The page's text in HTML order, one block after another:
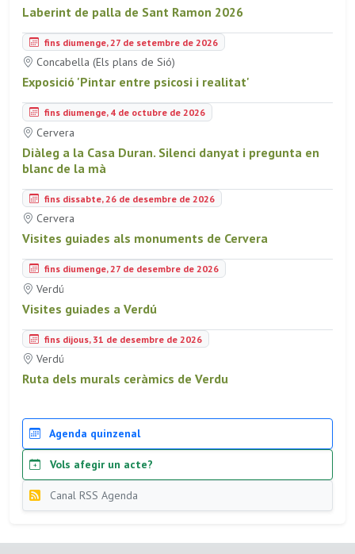
Laberint de palla de Sant Ramon 2026
fins diumenge, 27 de setembre de 2026
Concabella (Els plans de Sió)
Exposició 'Pintar entre psicosi i realitat'
fins diumenge, 4 de octubre de 2026
Cervera
Diàleg a la Casa Duran. Silenci danyat i pregunta en
blanc de la mà
fins dissabte, 26 de desembre de 2026
Cervera
Visites guiades als monuments de Cervera
fins diumenge, 27 de desembre de 2026
Verdú
Visites guiades a Verdú
fins dijous, 31 de desembre de 2026
Verdú
Ruta dels murals ceràmics de Verdu
Agenda quinzenal
Vols afegir un acte?
Canal RSS Agenda